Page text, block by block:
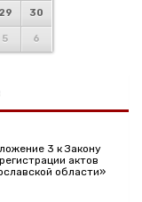
29 30
5 6
3 к Закону
актов
области»